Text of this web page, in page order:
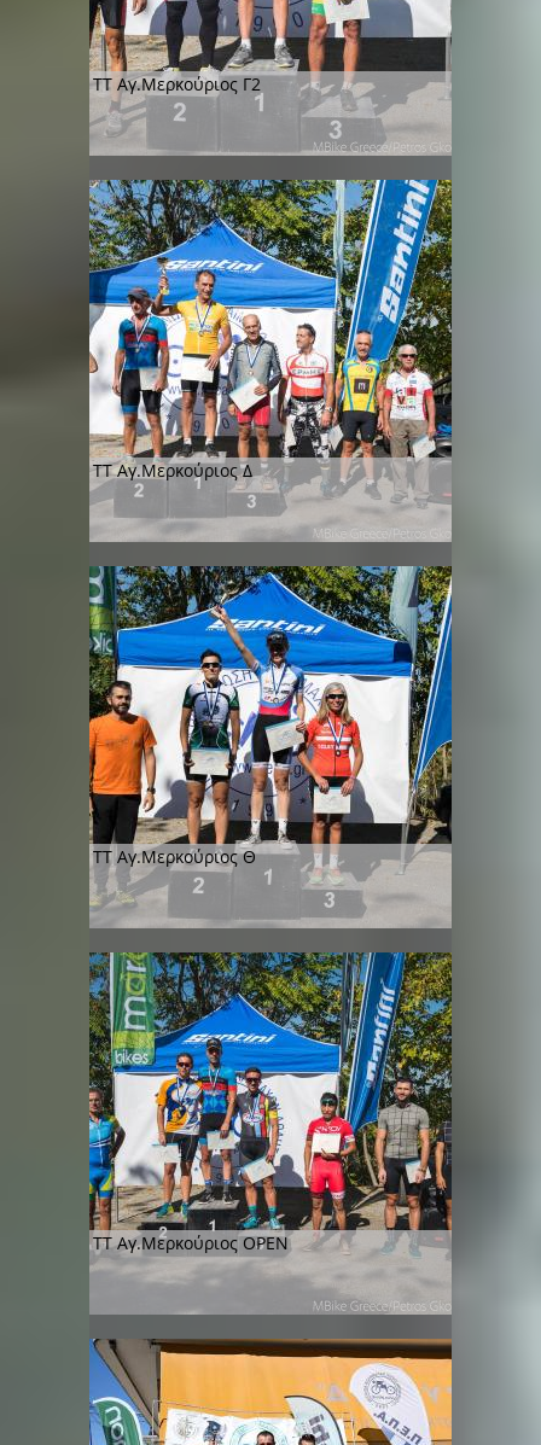
TT Αγ.Μερκούριος Γ2
TT Αγ.Μερκούριος Δ
TT Αγ.Μερκούριος Θ
TT Αγ.Μερκούριος OPEN